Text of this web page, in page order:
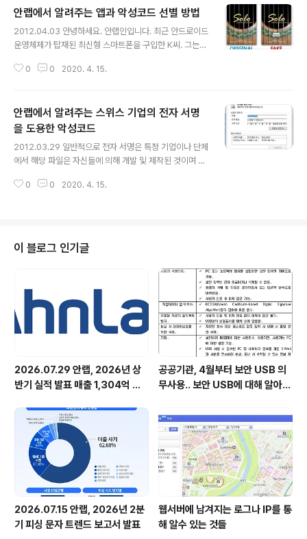
안랩에서 알려주는 앱과 악성코드 선별 방법
2012.04.03 안녕하세요. 안랩인입니다. 최근 안드로이드
운영체제가 탑재된 최신형 스마트폰을 구입한 K씨. 그는
앱을 검색했습니다. 구글 안드로이드 마켓에서 ‘Guitar’를
붙잡고 있었습니다. 그런데 갑자기 K씨의 스마트폰이 루팅
(rooting)되고, 스마트폰 기기 정보와 개인정보가 외부로
유출되었습니다. 그의 스마트폰이 악성코드에 감염된 것입
니다. K씨는 구글 안드로이드 마켓에서 앱을 선택했고, 설
트폰은 악성코드에 감염된 것일까요? 원인은 K씨가 다운
0 0 2020. 4. 15.
안랩에서 알려주는 스위스 기업의 전자 서명
을 도용한 악성코드
2012.03.29 일반적으로 전자 서명은 특정 기업이나 단체
에서 해당 파일은 자신들에 의해 개발 및 제작된 것이며 위,
니다. 이러한 전자 서명을 최근 몇 년 전부터 악성코드들은
출된 정상 전자 서명임으로 해당 정보를 이용해 정상 파일
로 오판하도록 하고 있습니다. 이러한 악성코드의 전자 서
명 악용 사례들로는 2011년 제우스(Zeus) 악성코드가 캐
스퍼스키(Kaspersky)의 전자 서명을 도용한 사례와 20
10년 7월 특정 포털에서 배포하는 정상 파일로 위장한사
례가 존재합니..
0 0 2020. 4. 15.
이 블로그 인기글
2026.07.29 안랩, 2026년 상
반기 실적 발표 매출 1,304억 원,
공공기관, 4월부터 보안 USB 의
무사용.. 보안 USB에 대해 알아봅
2026.07.15 안랩, 2026년 2분
기 피싱 문자 트렌드 보고서 발표
웹서버에 남겨지는 로그나 IP를 통
해 알수 있는 것들